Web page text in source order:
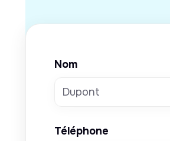
Nom
Téléphone